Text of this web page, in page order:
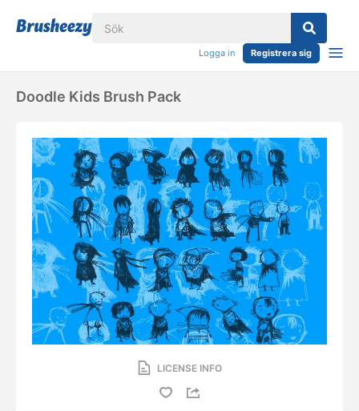
Logga in Registrera sig
Doodle Kids Brush Pack
LICENSE INFO